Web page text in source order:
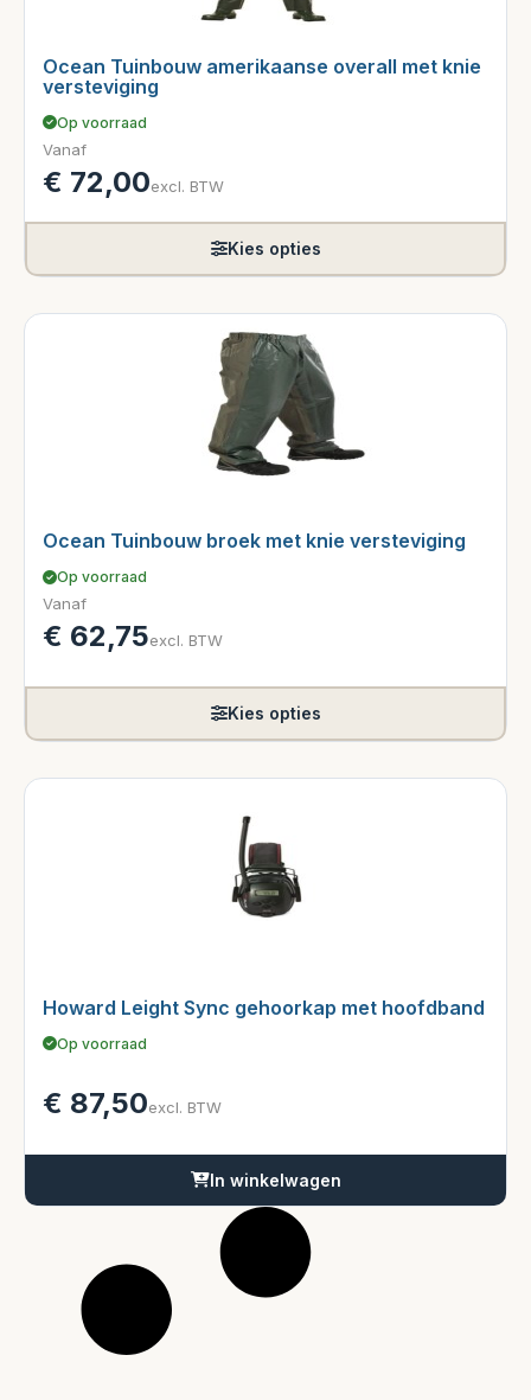
Ocean Tuinbouw amerikaanse overall met knie
versteviging
Op voorraad
Vanaf
€ 72,00excl. BTW
Kies opties
Ocean Tuinbouw broek met knie versteviging
Op voorraad
Vanaf
€ 62,75excl. BTW
Kies opties
Howard Leight Sync gehoorkap met hoofdband
Op voorraad
€ 87,50excl. BTW
In winkelwagen